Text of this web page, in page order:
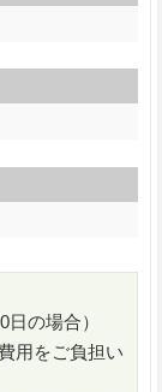
の場合）
用をご負担い